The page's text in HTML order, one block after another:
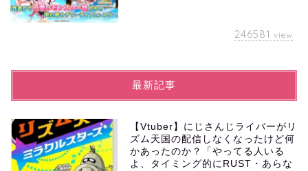
246581 view
最新記事
【Vtuber】にじさんじライバーがリ
ズム天国の配信しなくなったけど何
かあったのか？「やってる人いる
よ、タイミング的にRUST・あらな